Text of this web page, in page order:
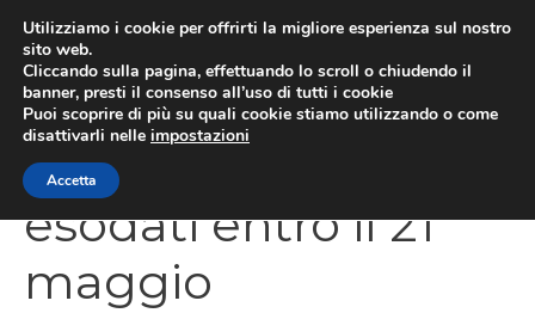
contenuto
Richiesta pensione
esodati entro il 21
maggio
Utilizziamo i cookie per offrirti la migliore esperienza sul nostro
sito web.
Cliccando sulla pagina, effettuando lo scroll o chiudendo il
banner, presti il consenso all’uso di tutti i cookie
Puoi scoprire di più su quali cookie stiamo utilizzando o come
disattivarli nelle impostazioni
Accetta